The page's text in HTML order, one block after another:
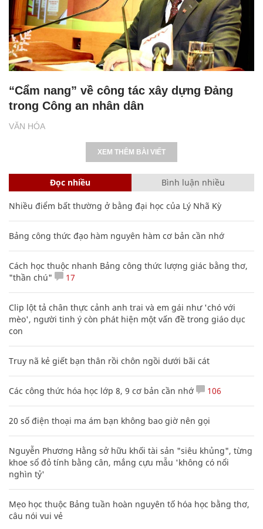
VĂN HÓA
“Cẩm nang” về công tác xây dựng Đảng
trong Công an nhân dân
XEM THÊM BÀI VIẾT
Đọc nhiều Bình luận nhiều
Nhiều điểm bất thường ở bằng đại học của Lý Nhã Kỳ
Bảng công thức đạo hàm nguyên hàm cơ bản cần nhớ
Cách học thuộc nhanh Bảng công thức lượng giác bằng thơ,
"thần chú"
17
Clip lột tả chân thực cảnh anh trai và em gái như 'chó với
mèo', người tinh ý còn phát hiện một vấn đề trong giáo dục
con
Truy nã kẻ giết bạn thân rồi chôn ngồi dưới bãi cát
Các công thức hóa học lớp 8, 9 cơ bản cần nhớ 106
20 số điện thoại ma ám bạn không bao giờ nên gọi
Nguyễn Phương Hằng sở hữu khối tài sản "siêu khủng", từng
khoe sổ đỏ tính bằng cân, mắng cựu mẫu 'không có nổi
nghìn tỷ'
Mẹo học thuộc Bảng tuần hoàn nguyên tố hóa học bằng thơ,
câu nói vui vẻ